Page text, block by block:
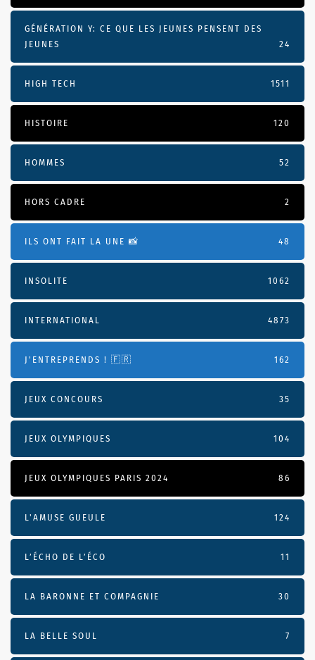
GÉNÉRATION Y: CE QUE LES JEUNES PENSENT DES
JEUNES
24
HIGH TECH 1511
HISTOIRE 120
HOMMES 52
HORS CADRE 2
ILS ONT FAIT LA UNE 📸 48
INSOLITE 1062
INTERNATIONAL 4873
J'ENTREPRENDS ! 🇫🇷 162
JEUX CONCOURS 35
JEUX OLYMPIQUES 104
JEUX OLYMPIQUES PARIS 2024 86
L'AMUSE GUEULE 124
L’ÉCHO DE L’ÉCO 11
LA BARONNE ET COMPAGNIE 30
LA BELLE SOUL 7